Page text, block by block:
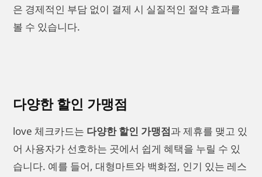
은 경제적인 부담 없이 결제 시 실질적인 절약 효과를
볼 수 있습니다.
다양한 할인 가맹점
love 체크카드는 다양한 할인 가맹점과 제휴를 맺고 있
어 사용자가 선호하는 곳에서 쉽게 혜택을 누릴 수 있
습니다. 예를 들어, 대형마트와 백화점, 인기 있는 레스